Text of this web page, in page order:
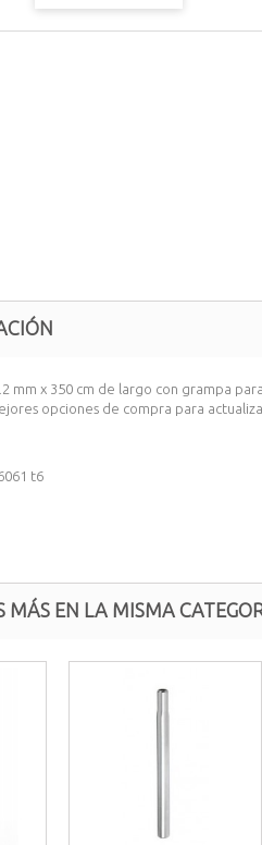
mm x 350 cm de largo con grampa
opciones de compra para
t6
MÁS EN LA MISMA